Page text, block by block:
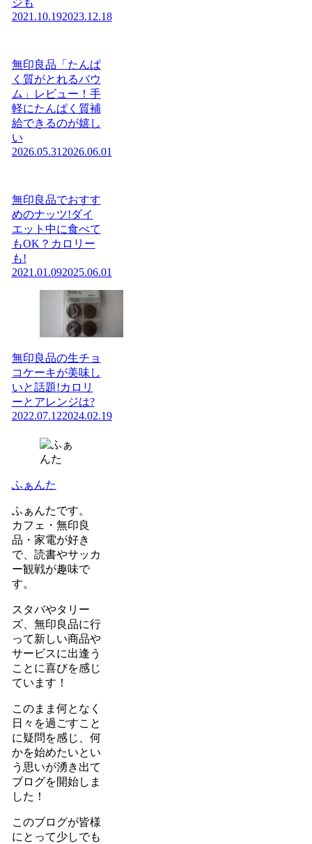
2021.10.192023.12.18
無印良品「たんぱ
く質がとれるバウ
ム」レビュー！手
軽にたんぱく質補
給できるのが嬉し
い
2026.05.31 2026.06.01
無印良品でおすす
めのナッツ!ダイ
エット中に食べて
もOK？カロリー
も!
2021.01.092025.06.01
無印良品の生チョ
コケーキが美味し
いと話題!カロリ
ーとアレンジは?
2022.07.122024.02.19
ふぁんた
ふぁんたです。
カフェ・無印良
品・家電が好き
で、読書やサッカ
ー観戦が趣味で
す。
スタバやタリー
ズ、無印良品に行
って新しい商品や
サービスに出逢う
ことに喜びを感じ
ています！
このまま何となく
日々を過ごすこと
に疑問を感じ、何
かを始めたいとい
う思いが湧き出て
ブログを開始しま
した！
このブログが皆様
にとって少しでも